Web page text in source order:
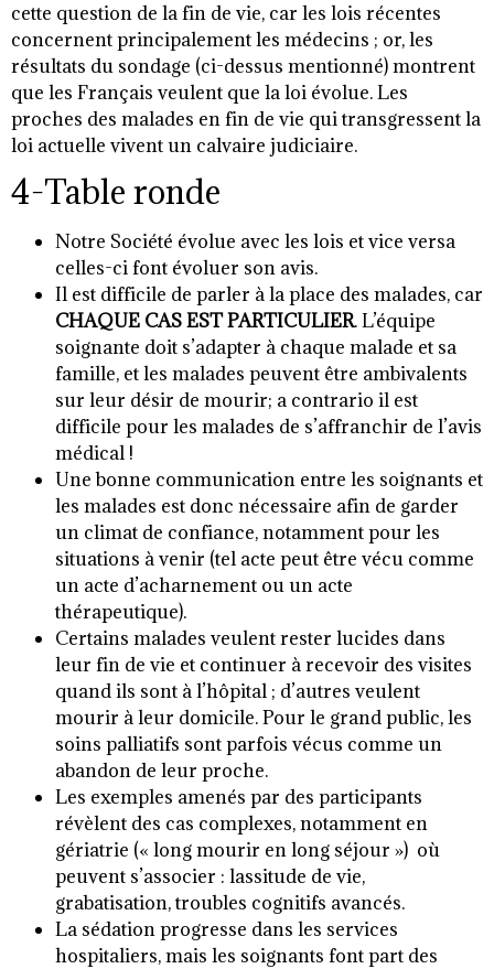
cette question de la fin de vie, car les lois récentes
concernent principalement les médecins ; or, les
résultats du sondage (ci-dessus mentionné) montrent
que les Français veulent que la loi évolue. Les
proches des malades en fin de vie qui transgressent la
loi actuelle vivent un calvaire judiciaire.
4-Table ronde
Notre Société évolue avec les lois et vice versa
celles-ci font évoluer son avis.
Il est difficile de parler à la place des malades, car
CHAQUE CAS EST PARTICULIER. L’équipe
soignante doit s’adapter à chaque malade et sa
famille, et les malades peuvent être ambivalents
sur leur désir de mourir; a contrario il est
difficile pour les malades de s’affranchir de l’avis
médical !
Une bonne communication entre les soignants et
les malades est donc nécessaire afin de garder
un climat de confiance, notamment pour les
situations à venir (tel acte peut être vécu comme
un acte d’acharnement ou un acte
thérapeutique).
Certains malades veulent rester lucides dans
leur fin de vie et continuer à recevoir des visites
quand ils sont à l’hôpital ; d’autres veulent
mourir à leur domicile. Pour le grand public, les
soins palliatifs sont parfois vécus comme un
abandon de leur proche.
Les exemples amenés par des participants
révèlent des cas complexes, notamment en
gériatrie (« long mourir en long séjour ») où
peuvent s’associer : lassitude de vie,
grabatisation, troubles cognitifs avancés.
La sédation progresse dans les services
hospitaliers, mais les soignants font part des